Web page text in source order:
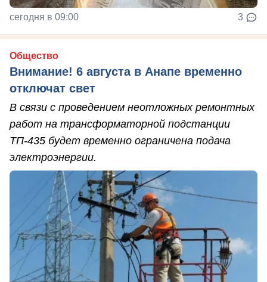
сегодня в 09:00 3
Общество
Внимание! 6 августа в Анапе временно
отключат свет
В связи с проведением неотложных ремонтных
работ на трансформаторной подстанции
ТП-435 будет временно ограничена подача
электроэнергии.